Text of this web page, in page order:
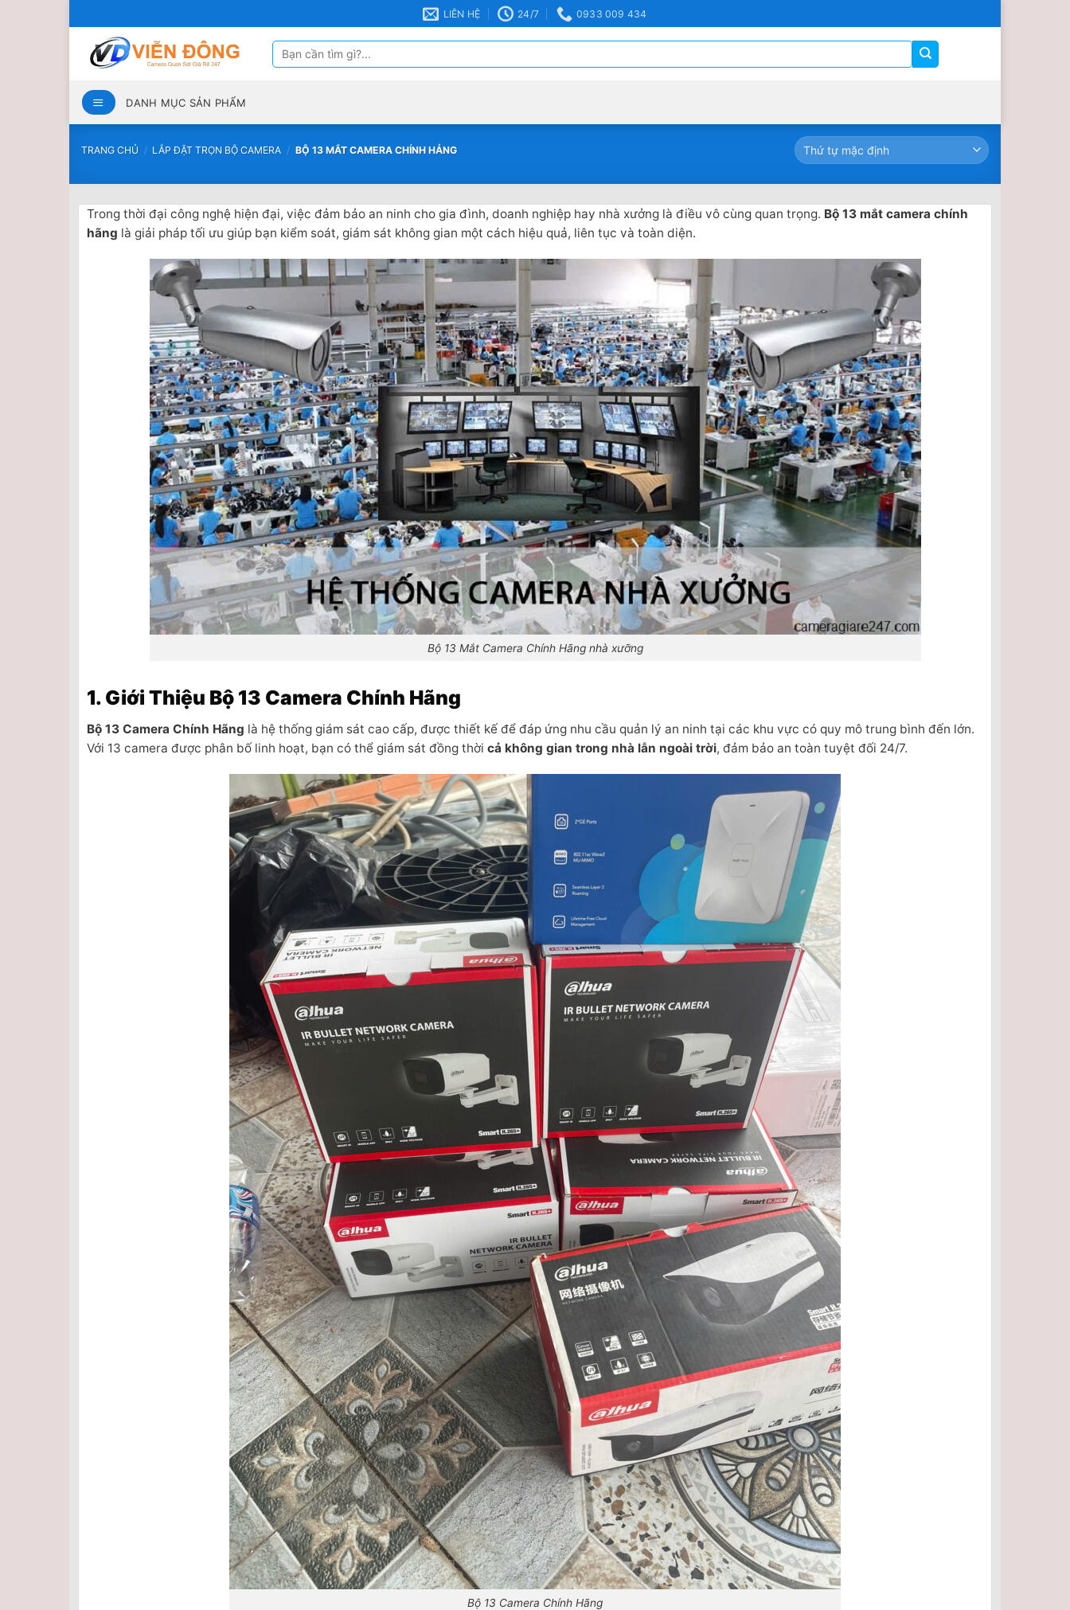
qua
dung
LIÊN HỆ 24/7 0933 009 434
Tìm
kiếm:
DANH MỤC SẢN PHẨM
TRANG CHỦ / LẮP ĐẶT TRỌN BỘ CAMERA / BỘ 13 MẮT CAMERA CHÍNH HẢNG
Trong thời đại công nghệ hiện đại, việc đảm bảo an ninh cho gia đình, doanh nghiệp hay nhà xưởng là điều vô cùng quan trọng. Bộ 13 mắt camera chính
hãng là giải pháp tối ưu giúp bạn kiểm soát, giám sát không gian một cách hiệu quả, liên tục và toàn diện.
Bộ 13 Mắt Camera Chính Hãng nhà xưỡng
1. Giới Thiệu Bộ 13 Camera Chính Hãng
Bộ 13 Camera Chính Hãng là hệ thống giám sát cao cấp, được thiết kế để đáp ứng nhu cầu quản lý an ninh tại các khu vực có quy mô trung bình đến lớn.
Với 13 camera được phân bố linh hoạt, bạn có thể giám sát đồng thời cả không gian trong nhà lẫn ngoài trời, đảm bảo an toàn tuyệt đối 24/7.
Bộ 13 Camera Chính Hãng